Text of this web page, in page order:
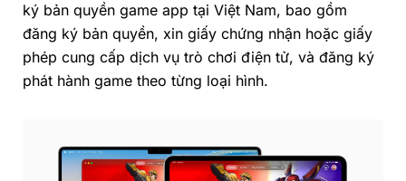
ký bản quyền game app tại Việt Nam, bao gồm
đăng ký bản quyền, xin giấy chứng nhận hoặc giấy
phép cung cấp dịch vụ trò chơi điện tử, và đăng ký
phát hành game theo từng loại hình.